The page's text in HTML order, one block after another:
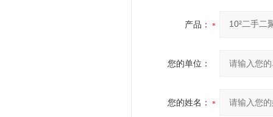
产品：
您的单位：
您的姓名：